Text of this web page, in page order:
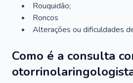
Rouquidão;
Roncos
Alterações ou dificuldades
Como é a consulta